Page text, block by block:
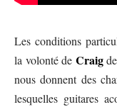
Les conditions
la volonté de Craigde
nous donnent des
lesquelles guitares